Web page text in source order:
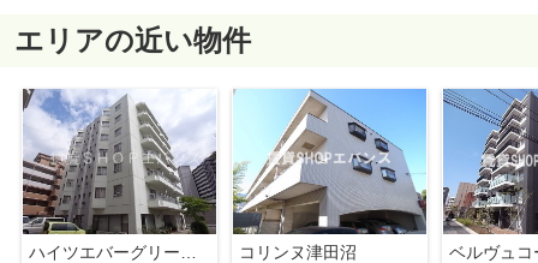
エリアの近い物件
コリンヌ津田沼
ベルヴュコ